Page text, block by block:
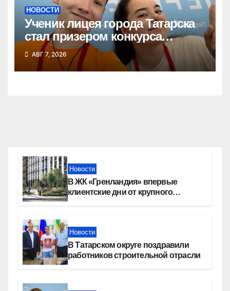
НОВОСТИ
Ученик лицея города Татарска
стал призером конкурса
«Большая перемена»
АВГ 7, 2026
Новости
В ЖК «Гренландия» впервые
клиентские дни от крупного
Новости
В Татарском округе поздравили
работников строительной отрасли